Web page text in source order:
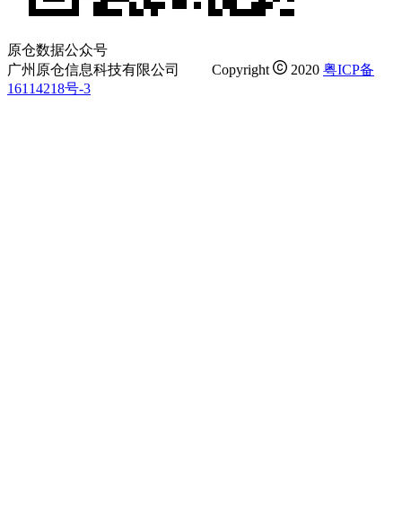
原仓数据公众号
广州原仓信息科技有限公司
Copyright 2020 粤ICP备
16114218号-3